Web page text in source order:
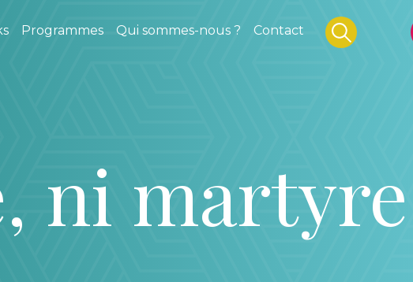
Programmes Qui sommes-nous ? Contact
ni